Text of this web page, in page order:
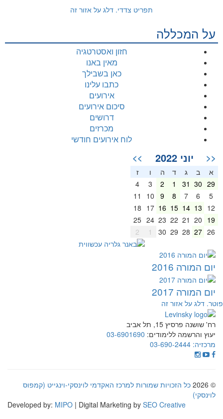
תפריט צדדי. דלג על אזור זה
על המכללה
חזון ואסטרטגיה
מאין באנו
כאן בשבילך
כתבו עלינו
אירועים
סיכום אירועים
דרושים
מכרזים
לוח אירועים חודשי
<< יוני 2022 >>
א ב ג ד ה
ז
29
30
31
2
3
4
5
6
7
8
9
10
11
12
13
14
15
16
17
18
19
20
21
22
23
24
25
26
27
28
29
30
2
יום המורה 2016
יום המורה 2017
דלג על אזור זה
רח' שושנה פרסיץ 15, תל אביב
יעוץ והרשמה ללימודים: 03-6901690
מרכזיה: 03-690-2444
© 2026
כל הזכויות שמורות למרכז האקדמי לוינסקי-וינגייט (קמפוס
לוינסקי)
Developed by:MIPO | Digital Marketing bySEO Creative